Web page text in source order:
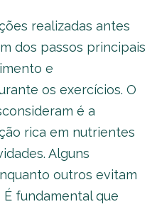
realizadas antes
dos passos principais
e
os exercícios. O
é a
rica em nutrientes
Alguns
outros evitam
fundamental que